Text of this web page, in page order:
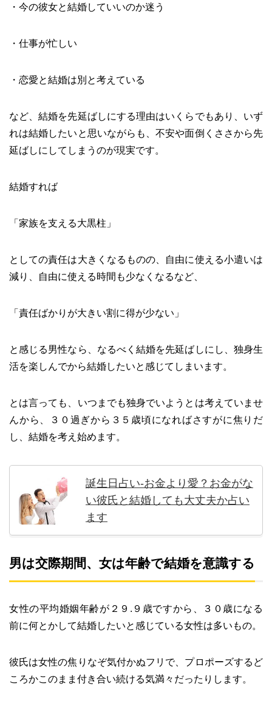
・今の彼女と結婚していいのか迷う
・仕事が忙しい
・恋愛と結婚は別と考えている
など、結婚を先延ばしにする理由はいくらでもあり、いず
れは結婚したいと思いながらも、不安や面倒くささから先
延ばしにしてしまうのが現実です。
結婚すれば
「家族を支える大黒柱」
としての責任は大きくなるものの、自由に使える小遣いは
減り、自由に使える時間も少なくなるなど、
「責任ばかりが大きい割に得が少ない」
と感じる男性なら、なるべく結婚を先延ばしにし、独身生
活を楽しんでから結婚したいと感じてしまいます。
とは言っても、いつまでも独身でいようとは考えていませ
んから、３０過ぎから３５歳頃になればさすがに焦りだ
し、結婚を考え始めます。
誕生日占い-お金より愛？お金がな
い彼氏と結婚しても大丈夫か占い
ます
男は交際期間、女は年齢で結婚を意識する
女性の平均婚姻年齢が２９.９歳ですから、３０歳になる
前に何とかして結婚したいと感じている女性は多いもの。
彼氏は女性の焦りなぞ気付かぬフリで、プロポーズするど
ころかこのまま付き合い続ける気満々だったりします。